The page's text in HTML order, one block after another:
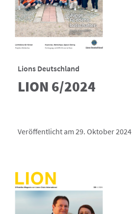
Lions Deutschland
LION 6/2024
Veröffentlicht am 29. Oktober 2024